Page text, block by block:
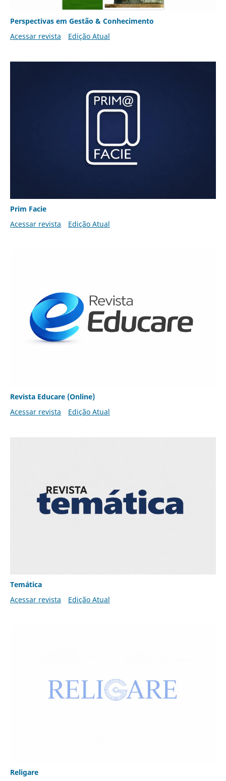
Perspectivas em Gestão & Conhecimento
Acessar revista
Edição Atual
Prim Facie
Acessar revista
Edição Atual
Revista Educare (Online)
Acessar revista
Edição Atual
Temática
Acessar revista
Edição Atual
Religare